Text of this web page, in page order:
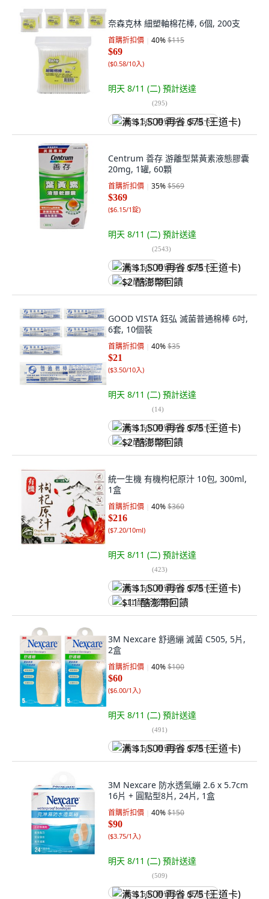
奈森克林 細塑軸棉花棒, 6個, 200支
首購折扣價 40%$115
$69
($0.58/10入)
明天 8/11 (二) 預計送達
(295)
满 $1,500 再省 $75 (王道卡)
Centrum 善存 游離型葉黃素液態膠囊
20mg, 1罐, 60顆
首購折扣價 35%$569
$369
($6.15/1錠)
明天 8/11 (二) 預計送達
(2543)
满 $1,500 再省 $75 (王道卡)
$2 酷澎幣回饋
GOOD VISTA 鈺弘 滅菌普通棉棒 6吋,
6套, 10個裝
首購折扣價 40%$35
$21
($3.50/10入)
明天 8/11 (二) 預計送達
(14)
满 $1,500 再省 $75 (王道卡)
$2 酷澎幣回饋
統一生機 有機枸杞原汁 10包, 300ml,
1盒
首購折扣價 40%$360
$216
($7.20/10ml)
明天 8/11 (二) 預計送達
(423)
满 $1,500 再省 $75 (王道卡)
$11 酷澎幣回饋
3M Nexcare 舒適繃 滅菌 C505, 5片,
2盒
首購折扣價 40%$100
$60
($6.00/1入)
明天 8/11 (二) 預計送達
(491)
满 $1,500 再省 $75 (王道卡)
3M Nexcare 防水透氣繃 2.6 x 5.7cm
16片 + 圓點型8片, 24片, 1盒
首購折扣價 40%$150
$90
($3.75/1入)
明天 8/11 (二) 預計送達
(509)
满 $1,500 再省 $75 (王道卡)